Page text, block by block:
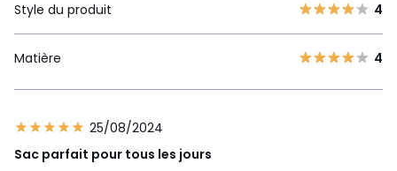
Style du produit 4
Matière 4
25/08/2024
Sac parfait pour tous les jours